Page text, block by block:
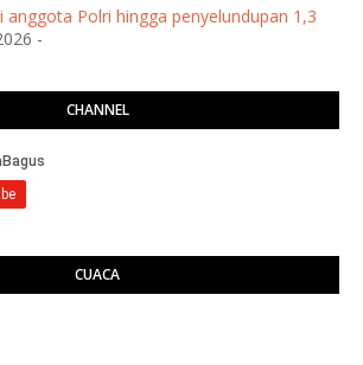
anggota Polri hingga penyelundupan 1,3
-
CHANNEL
CUACA